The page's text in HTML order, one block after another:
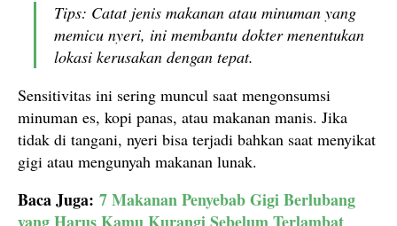
Tips: Catat jenis makanan atau minuman yang
memicu nyeri, ini membantu dokter menentukan
lokasi kerusakan dengan tepat.
Sensitivitas ini sering muncul saat mengonsumsi
minuman es, kopi panas, atau makanan manis. Jika
tidak di tangani, nyeri bisa terjadi bahkan saat menyikat
gigi atau mengunyah makanan lunak.
Baca Juga: 7 Makanan Penyebab Gigi Berlubang
yang Harus Kamu Kurangi Sebelum Terlambat